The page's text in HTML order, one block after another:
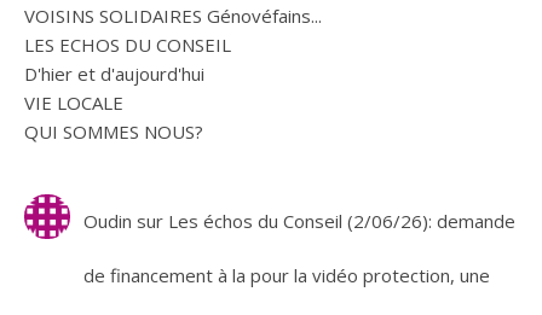
VOISINS SOLIDAIRES Génovéfains...
LES ECHOS DU CONSEIL
D'hier et d'aujourd'hui
VIE LOCALE
QUI SOMMES NOUS?
Oudin sur Les échos du Conseil (2/06/26): demande
de financement à la pour la vidéo protection, une